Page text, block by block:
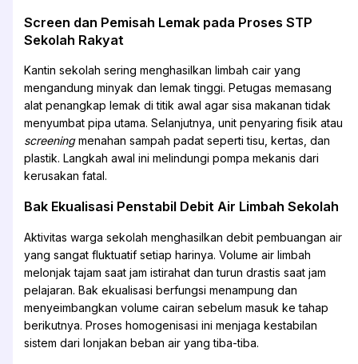
Screen dan Pemisah Lemak pada Proses STP
Sekolah Rakyat
Kantin sekolah sering menghasilkan limbah cair yang
mengandung minyak dan lemak tinggi. Petugas memasang
alat penangkap lemak di titik awal agar sisa makanan tidak
menyumbat pipa utama. Selanjutnya, unit penyaring fisik atau
screeningmenahan sampah padat seperti tisu, kertas, dan
plastik. Langkah awal ini melindungi pompa mekanis dari
kerusakan fatal.
Bak Ekualisasi Penstabil Debit Air Limbah Sekolah
Aktivitas warga sekolah menghasilkan debit pembuangan air
yang sangat fluktuatif setiap harinya. Volume air limbah
melonjak tajam saat jam istirahat dan turun drastis saat jam
pelajaran. Bak ekualisasi berfungsi menampung dan
menyeimbangkan volume cairan sebelum masuk ke tahap
berikutnya. Proses homogenisasi ini menjaga kestabilan
sistem dari lonjakan beban air yang tiba-tiba.